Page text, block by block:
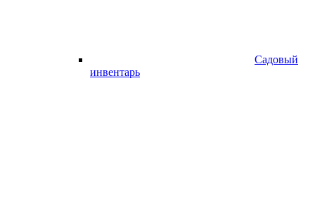
Садовый
инвентарь